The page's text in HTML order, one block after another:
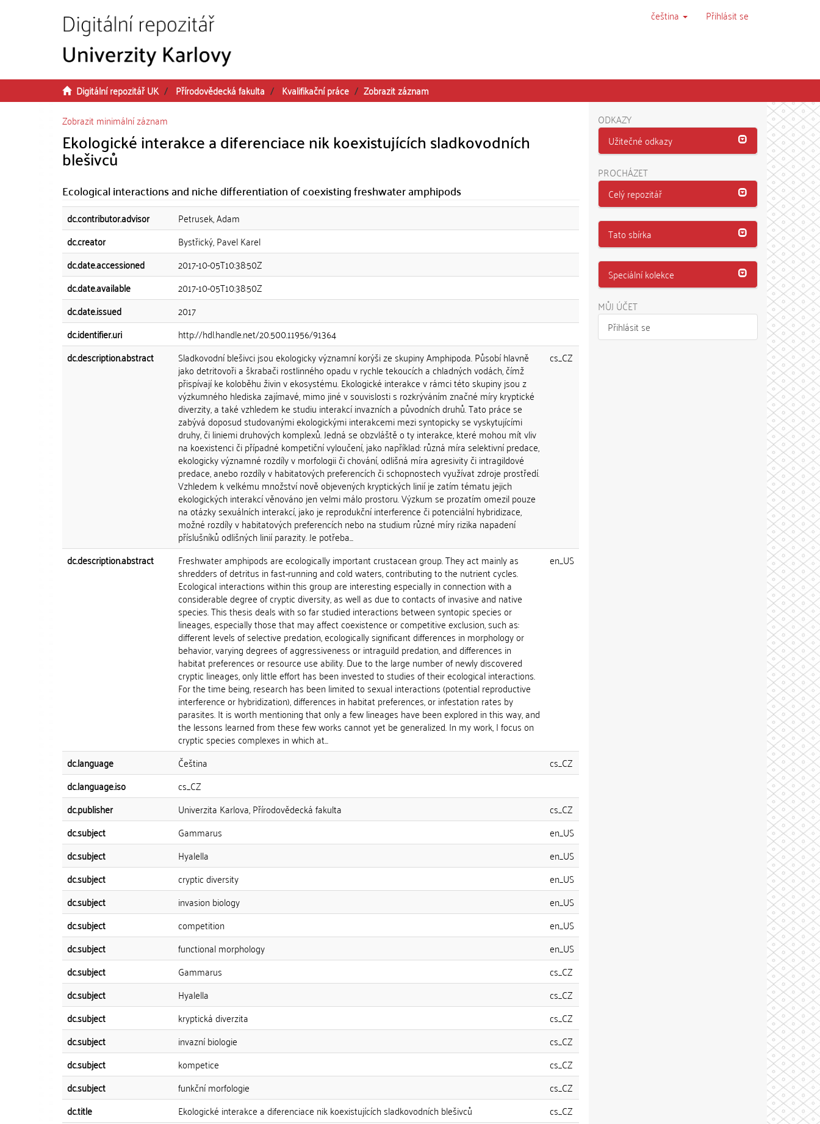
čeština Přihlásit se
Digitální repozitář UK Přírodovědecká fakulta Kvalifikační práce
Zobrazit záznam
Zobrazit minimální záznam
Ekologické interakce a diferenciace nik koexistujících sladkovodních
blešivců
Ecological interactions and niche differentiation of coexisting freshwater amphipods
dc.contributor.advisor
Petrusek, Adam
dc.creator
Bystřický, Pavel Karel
dc.date.accessioned
2017-10-05T10:38:50Z
dc.date.available
2017-10-05T10:38:50Z
dc.date.issued
2017
dc.identifier.uri
http://hdl.handle.net/20.500.11956/91364
dc.description.abstract
Sladkovodní blešivci jsou ekologicky významní korýši ze skupiny Amphipoda. Působí hlavně
jako detritovoři a škrabači rostlinného opadu v rychle tekoucích a chladných vodách, čímž
přispívají ke koloběhu živin v ekosystému. Ekologické interakce v rámci této skupiny jsou z
výzkumného hlediska zajímavé, mimo jiné v souvislosti s rozkrýváním značné míry kryptické
diverzity, a také vzhledem ke studiu interakcí invazních a původních druhů. Tato práce se
zabývá doposud studovanými ekologickými interakcemi mezi syntopicky se vyskytujícími
druhy, či liniemi druhových komplexů. Jedná se obzvláště o ty interakce, které mohou mít vliv
na koexistenci či případné kompetiční vyloučení, jako například: různá míra selektivní predace,
ekologicky významné rozdíly v morfologii či chování, odlišná míra agresivity či intragildové
predace, anebo rozdíly v habitatových preferencích či schopnostech využívat zdroje prostředí.
Vzhledem k velkému množství nově objevených kryptických linií je zatím tématu jejich
ekologických interakcí věnováno jen velmi málo prostoru. Výzkum se prozatím omezil pouze
na otázky sexuálních interakcí, jako je reprodukční interference či potenciální hybridizace,
možné rozdíly v habitatových preferencích nebo na studium různé míry rizika napadení
příslušníků odlišných linií parazity. Je potřeba...
cs_CZ
dc.description.abstract Freshwater amphipods are ecologically important crustacean group. They act mainly as
shredders of detritus in fast-running and cold waters, contributing to the nutrient cycles.
Ecological interactions within this group are interesting especially in connection with a
considerable degree of cryptic diversity, as well as due to contacts of invasive and native
species. This thesis deals with so far studied interactions between syntopic species or
lineages, especially those that may affect coexistence or competitive exclusion, such as:
different levels of selective predation, ecologically significant differences in morphology or
behavior, varying degrees of aggressiveness or intraguild predation, and differences in
habitat preferences or resource use ability. Due to the large number of newly discovered
cryptic lineages, only little effort has been invested to studies of their ecological interactions.
For the time being, research has been limited to sexual interactions (potential reproductive
interference or hybridization), differences in habitat preferences, or infestation rates by
parasites. It is worth mentioning that only a few lineages have been explored in this way, and
the lessons learned from these few works cannot yet be generalized. In my work, I focus on
cryptic species complexes in which at...
en_US
dc.language Čeština
cs_CZ
dc.language.iso
cs_CZ
dc.publisher
Univerzita Karlova, Přírodovědecká fakulta
cs_CZ
dc.subject
Gammarus
en_US
dc.subject
Hyalella
en_US
dc.subject
cryptic diversity
en_US
dc.subject
invasion biology
en_US
dc.subject
competition
en_US
dc.subject
functional morphology
en_US
dc.subject
Gammarus
cs_CZ
dc.subject
Hyalella
cs_CZ
dc.subject
kryptická diverzita
cs_CZ
dc.subject
invazní biologie
cs_CZ
dc.subject
kompetice
cs_CZ
dc.subject
funkční morfologie
cs_CZ
dc.title
Ekologické interakce a diferenciace nik koexistujících sladkovodních blešivců
cs_CZ
ODKAZY
Užitečné odkazy
PROCHÁZET
Celý repozitář
Tato sbírka
Speciální kolekce
MŮJ ÚČET
Přihlásit se